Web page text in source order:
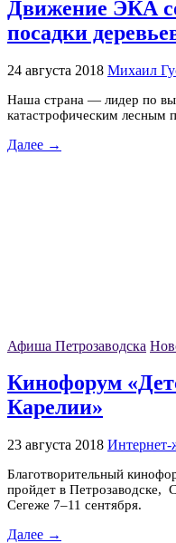
Движение ЭКА
посадки
24 августа 2018 Михаил
Наша страна — лидер по
катастрофическим лесным
Далее →
Афиша Петрозаводска
Кинофорум
Карелии»
23 августа 2018
Благотворительный
пройдет в Петрозаводске,
Сегеже 7–11 сентября.
Далее →